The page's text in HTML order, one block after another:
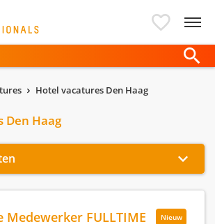
Hotel vacatures Den Haag
Den Haag
Nieuw
Medewerker FULLTIME